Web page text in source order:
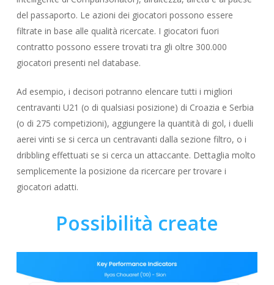
del passaporto. Le azioni dei giocatori possono essere
filtrate in base alle qualità ricercate. I giocatori fuori
contratto possono essere trovati tra gli oltre 300.000
giocatori presenti nel database.
Ad esempio, i decisori potranno elencare tutti i migliori
centravanti U21 (o di qualsiasi posizione) di Croazia e Serbia
(o di 275 competizioni), aggiungere la quantità di gol, i duelli
aerei vinti se si cerca un centravanti dalla sezione filtro, o i
dribbling effettuati se si cerca un attaccante. Dettaglia molto
semplicemente la posizione da ricercare per trovare i
giocatori adatti.
Possibilità create